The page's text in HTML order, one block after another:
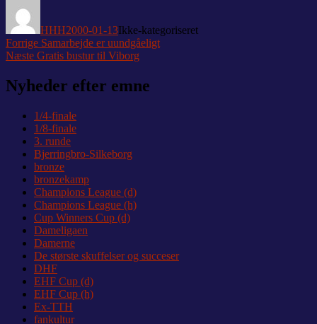
HHH2000-01-13Ikke-kategoriseret
Indlægsnavigation
Forrige Forrige
indlæg:
Samarbejde er uundgåeligt
Næste Næste
Gratis bustur til Viborg
Nyheder efter emne
1/4-finale
1/8-finale
3. runde
Bjerringbro-Silkeborg
bronze
bronzekamp
Champions League (d)
Champions League (h)
Cup Winners Cup (d)
Dameligaen
Damerne
De største skuffelser og succeser
DHF
EHF Cup (d)
EHF Cup (h)
Ex-TTH
fankultur